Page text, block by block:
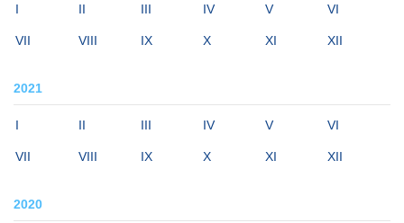
I II III IV V VI
VII VIII IX X XI XII
2021
I II III IV V VI
VII VIII IX X XI XII
2020